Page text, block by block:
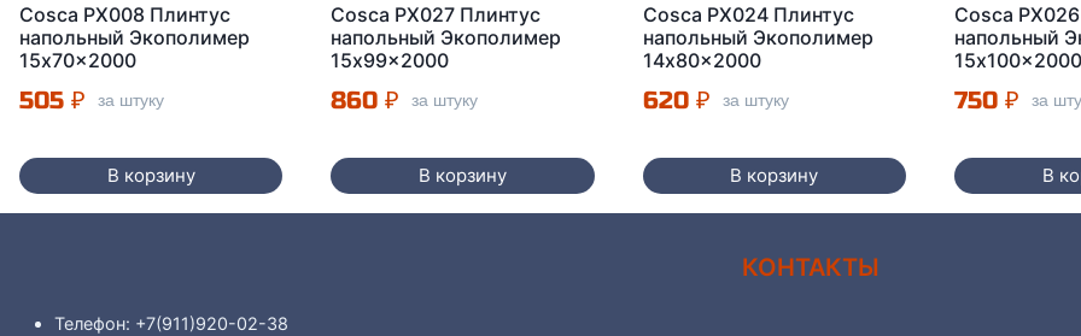
Cosca PX008 Плинтус
напольный Экополимер
15x70x2000
505 ₽ за штуку
В корзину
Cosca PX027 Плинтус
напольный Экополимер
15x99x2000
860₽ за штуку
В корзину
Cosca PX024 Плинтус
напольный Экополимер
14x80x2000
620 ₽ за штуку
В корзину
Cosca
напольный
15x100x2000
750₽ за
В
КОНТАКТЫ
Телефон: +7(911)920-02-38